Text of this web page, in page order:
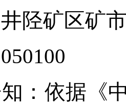
陉矿区矿
050100
：依据《